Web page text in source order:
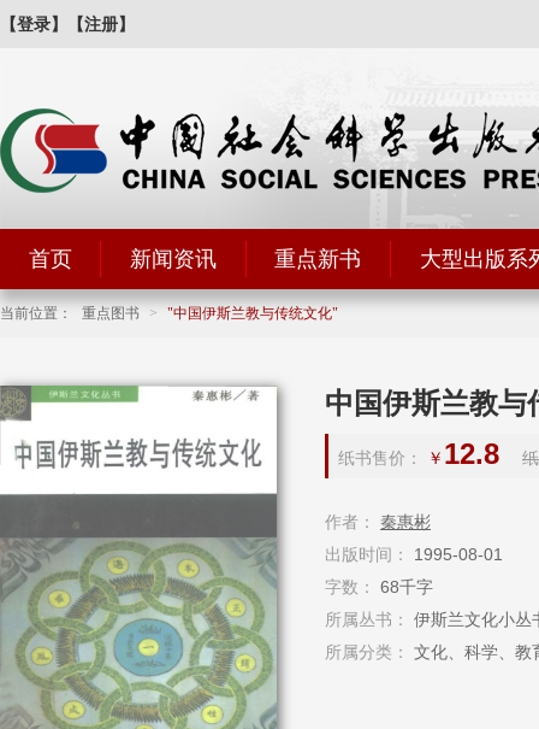
【登录】 【注册】
首页 新闻资讯 重点新书 大型出版系
当前位置： 重点图书 > 中国伊斯兰教与传统文化
中国伊斯兰教与
纸书售价： ￥ 12.8
作者：
秦惠彬
出版时间：
1995-08-01
字数：
68千字
所属丛书：
伊斯兰文化小丛
所属分类：
文化、科学、教